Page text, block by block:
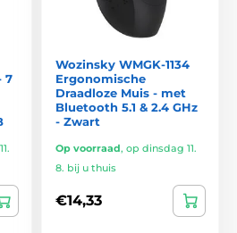
7
Wozinsky WMGK-1134
Ergonomische
Draadloze Muis - met
Bluetooth 5.1 & 2.4 GHz
- Zwart
Op voorraad, op dinsdag 11.
8. bij u thuis
€14,33